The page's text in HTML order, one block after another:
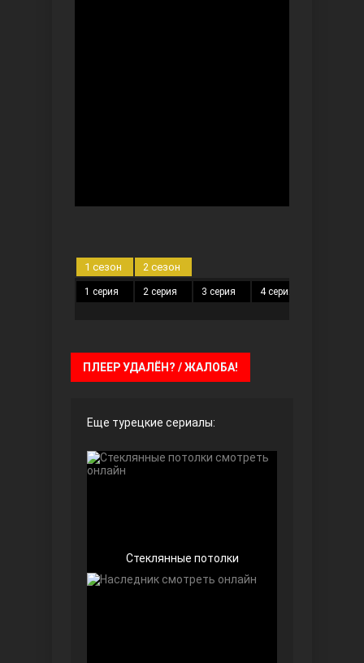
Дочь посла
1 сезон 2 сезон
1 серия 2 серия 3 серия 4 серия
ПЛЕЕР УДАЛЁН? / ЖАЛОБА!
Еще турецкие сериалы:
Стеклянные потолки